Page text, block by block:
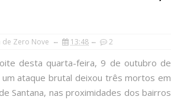
de Zero Nove 13:48 2
desta quarta-feira, 9 de outubro de
um ataque brutal deixou três mortos em
Santana, nas proximidades dos bairros